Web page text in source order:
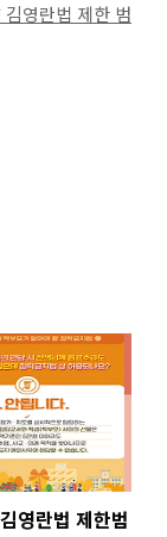
영란법 제한 범
영란법 제한범